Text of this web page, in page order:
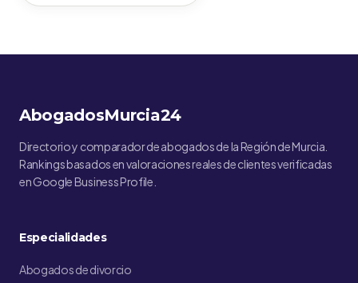
AbogadosMurcia24
Directorio y comparador de abogados de la Región de Murcia.
Rankings basados en valoraciones reales de clientes verificadas
en Google Business Profile.
Especialidades
Abogados de divorcio